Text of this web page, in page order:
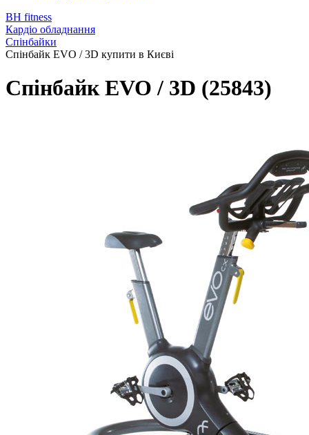
BH fitness
Кардіо обладнання
Спінбайки
Спінбайк EVO / 3D купити в Києві
Спінбайк EVO / 3D (25843)